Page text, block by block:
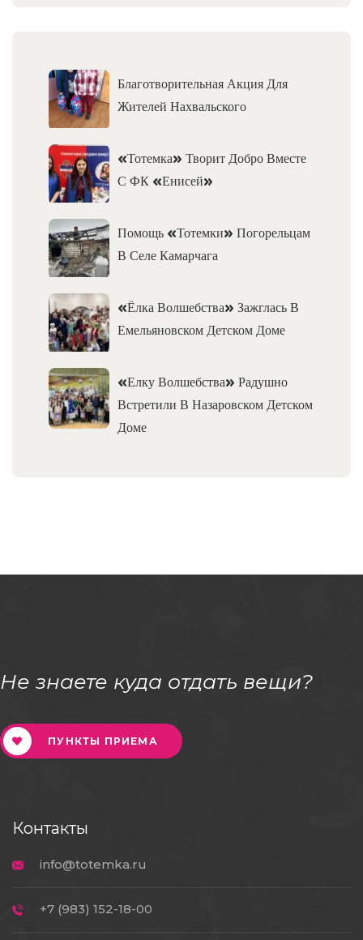
Благотворительная Акция Для
Жителей Нахвальского
«Тотемка» Творит Добро Вместе
С ФК «Енисей»
Помощь «Тотемки» Погорельцам
В Селе Камарчага
«Ёлка Волшебства» Зажглась В
Емельяновском Детском Доме
«Елку Волшебства» Радушно
Встретили В Назаровском Детском
Доме
Не знаете куда отдать вещи?
ПУНКТЫ ПРИЕМА
Контакты
info@totemka.ru
+7 (983) 152-18-00